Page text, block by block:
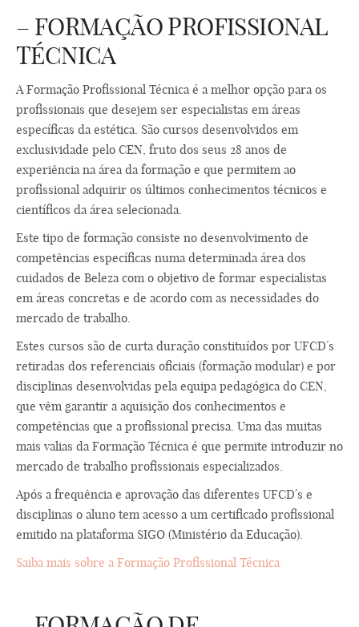
– FORMAÇÃO PROFISSIONAL
TÉCNICA
A Formação Profissional Técnica é a melhor opção para os
profissionais que desejem ser especialistas em áreas
específicas da estética. São cursos desenvolvidos em
exclusividade pelo CEN, fruto dos seus 28 anos de
experiência na área da formação e que permitem ao
profissional adquirir os últimos conhecimentos técnicos e
científicos da área selecionada.
Este tipo de formação consiste no desenvolvimento de
competências específicas numa determinada área dos
cuidados de Beleza com o objetivo de formar especialistas
em áreas concretas e de acordo com as necessidades do
mercado de trabalho.
Estes cursos são de curta duração constituídos por UFCD´s
retiradas dos referenciais oficiais (formação modular) e por
disciplinas desenvolvidas pela equipa pedagógica do CEN,
que vêm garantir a aquisição dos conhecimentos e
competências que a profissional precisa. Uma das muitas
mais valias da Formação Técnica é que permite introduzir no
mercado de trabalho profissionais especializados.
Após a frequência e aprovação das diferentes UFCD´s e
disciplinas o aluno tem acesso a um certificado profissional
emitido na plataforma SIGO (Ministério da Educação).
Saiba mais sobre a Formação Profissional Técnica